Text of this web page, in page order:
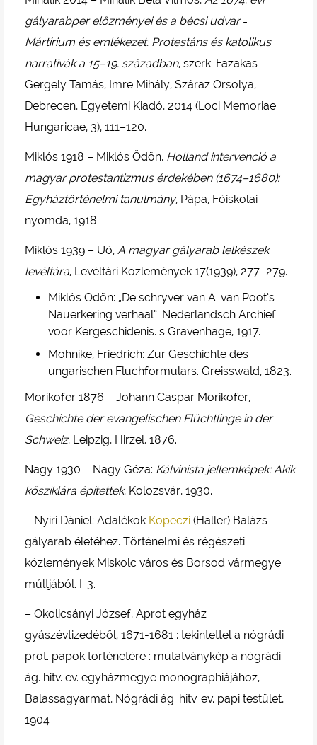
gályarabper előzményei és a bécsi udvar=
Mártírium és emlékezet: Protestáns és katolikus
narratívák a 15–19. században, szerk. Fazakas
Gergely Tamás, Imre Mihály, Száraz Orsolya,
Debrecen, Egyetemi Kiadó, 2014 (Loci Memoriae
Hungaricae, 3), 111–120.
Miklós 1918 – Miklós Ödön, Holland intervenció a
magyar protestantizmus érdekében (1674–1680):
Egyháztörténelmi tanulmány, Pápa, Főiskolai
nyomda, 1918.
Miklós 1939 – Uő, A magyar gályarab lelkészek
levéltára, Levéltári Közlemények 17(1939), 277–279.
Miklós Ödön: „De schryver van A. van Poot’s
Nauerkering verhaal”. Nederlandsch Archief
voor Kergeschidenis. s Gravenhage, 1917.
Mohnike, Friedrich: Zur Geschichte des
ungarischen Fluchformulars. Greisswald, 1823.
Mörikofer 1876 – Johann Caspar Mörikofer,
Geschichte der evangelischen Flüchtlinge in der
Schweiz, Leipzig, Hirzel, 1876.
Nagy 1930 – Nagy Géza: Kálvinista jellemképek: Akik
kősziklára építettek, Kolozsvár, 1930.
– Nyíri Dániel: Adalékok Köpeczi (Haller) Balázs
gályarab életéhez. Történelmi és régészeti
közlemények Miskolc város és Borsod vármegye
múltjából. I. 3.
– Okolicsányi József, Aprot egyház
gyászévtizedéből, 1671-1681 : tekintettel a nógrádi
prot. papok történetére : mutatványkép a nógrádi
ág. hitv. ev. egyházmegye monographiájához,
Balassagyarmat, Nógrádi ág. hitv. ev. papi testület,
1904